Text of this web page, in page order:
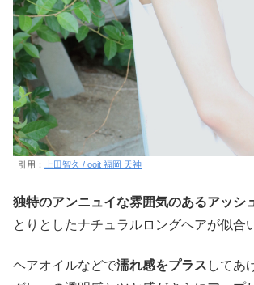
引用： 上田智久 / ooit 福岡 天神
独特のアンニュイな雰囲気のあるアッシ
とりとしたナチュラルロングヘアが似合
ヘアオイルなどで濡れ感をプラス してあ